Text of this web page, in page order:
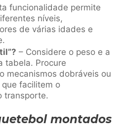
funcionalidade permite
níveis,
de várias idades e
– Considere o peso e a
tabela. Procure
mecanismos dobráveis ou
facilitem o
transporte.
montados